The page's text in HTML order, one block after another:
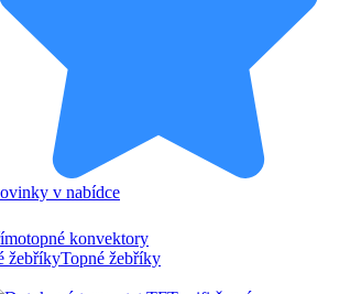
v nabídce
konvektory
Topné žebříky